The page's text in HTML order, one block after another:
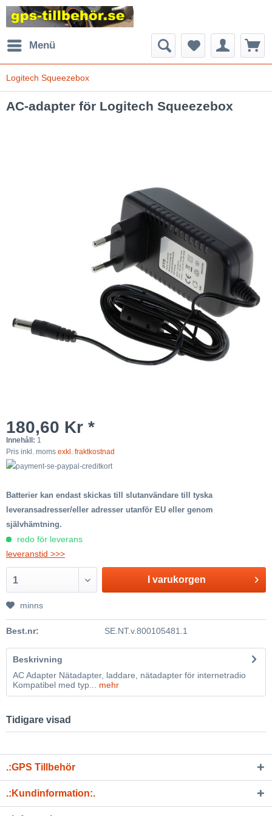
Menü
Logitech Squeezebox
AC-adapter för Logitech Squeezebox
180,60 Kr *
Innehåll: 1
Pris inkl. moms exkl. fraktkostnad
Batterier kan endast skickas till slutanvändare till tyska
leveransadresser/eller adresser utanför EU eller genom
självhämtning.
redo för leverans
leveranstid >>>
1 I varukorgen
minns
Best.nr: SE.NT.v.800105481.1
Beskrivning
AC Adapter Nätadapter, laddare, nätadapter för internetradio
Kompatibel med typ...
mehr
Tidigare visad
.:GPS Tillbehör
.:Kundinformation:.